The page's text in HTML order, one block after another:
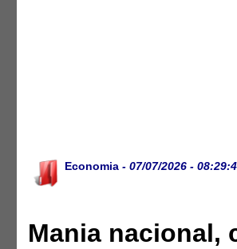
Economia - 07/07/2026 -
Mania nacional,